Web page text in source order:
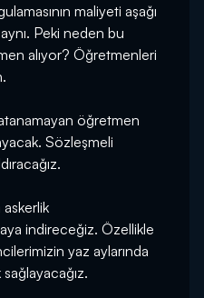
maliyeti aşağı
Peki neden bu
alıyor? Öğretmenleri
öğretmen
Sözleşmeli
indireceğiz. Özellikle
yaz aylarında